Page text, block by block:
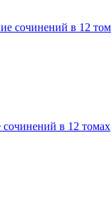
в 12 томах